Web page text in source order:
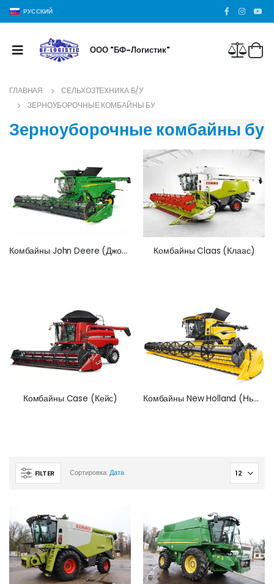
РУССКИЙ
ООО "БФ-Логистик"
ГЛАВНАЯ
СЕЛЬХОЗТЕХНИКА Б/У
ЗЕРНОУБОРОЧНЫЕ КОМБАЙНЫ БУ
Зерноуборочные комбайны бу
Комбайны John Deere (Джон Дир) Комбайны Claas (Клаас)
Комбайны Case (Кейс) Комбайны New Holland (Нью Холланд)
FILTER Сортировка:Дата